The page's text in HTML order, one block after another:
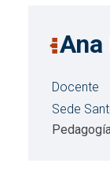
Docente
Sede